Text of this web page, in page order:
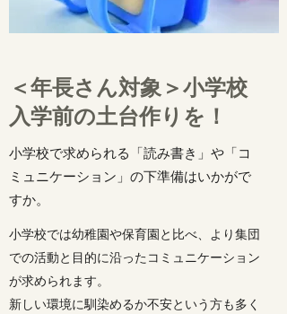
＜年長さん対象＞小学校
入学前の土台作りを！
小学校で求められる「読み書き」や「コ
ミュニケーション」の下準備はいかがで
すか。
小学校では幼稚園や保育園と比べ、より集団
での活動と目的に沿ったコミュニケーション
が求められます。
新しい環境に馴染めるか不安という方も多く